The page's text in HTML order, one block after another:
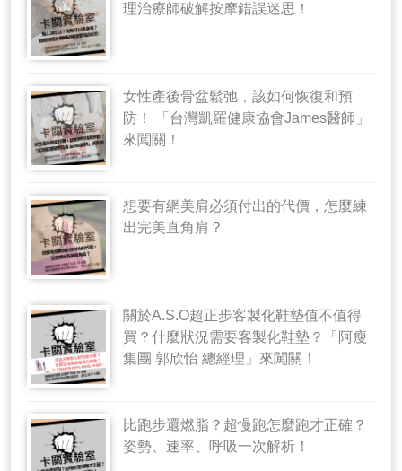
理治療師破解按摩錯誤迷思！
女性產後骨盆鬆弛，該如何恢復和預
防！ 「台灣凱羅健康協會James醫師」
來闖關！
想要有網美肩必須付出的代價，怎麼練
出完美直角肩？
關於A.S.O超正步客製化鞋墊值不值得
買？什麼狀況需要客製化鞋墊？「阿瘦
集團 郭欣怡 總經理」來闖關！
比跑步還燃脂？超慢跑怎麼跑才正確？
姿勢、速率、呼吸一次解析！